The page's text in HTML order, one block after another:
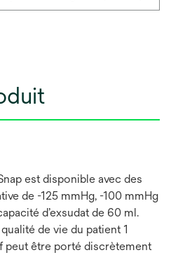
est disponible avec des
de -125 mmHg, -100 mmHg
d’exsudat de 60 ml.
de vie du patient 1
peut être porté discrètement